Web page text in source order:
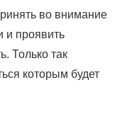
во внимание
и проявить
Только так
которым будет